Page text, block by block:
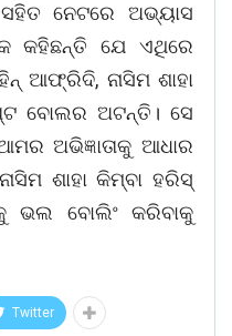
ନେଟରେ ଅଭ୍ୟାସ
କହିଛନ୍ତି ଯେ ଏଥିରେ
ଆଫ୍ରିଦି, ନାସିମ ଶାହା
ବୋଲର ଅଟନ୍ତି। ସେ
ଅଭିଜ୍ଞାତାକୁ ଆଧାର
ଶାହା କିମ୍ବା ହରିସ୍
ଭଲ ବୋଲିଂ କରିବାକୁ
Twitter